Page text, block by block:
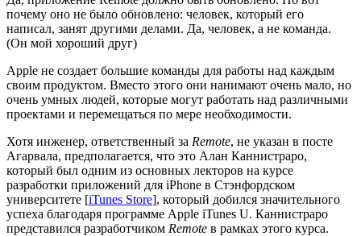
почему оно не было обновлено: человек, который его
написал, занят другими делами. Да, человек, а не команда.
(Он мой хороший друг)
Apple не создает большие команды для работы над каждым
своим продуктом. Вместо этого они нанимают очень мало, но
очень умных людей, которые могут работать над различными
проектами и перемещаться по мере необходимости.
Хотя инженер, ответственный за Remote, не указан в посте
Агарвала, предполагается, что это Алан Каннистраро,
который был одним из основных лекторов на курсе
разработки приложений для iPhone в Стэнфордском
университете [iTunes Store], который добился значительного
успеха благодаря программе Apple iTunes U. Каннистраро
представился разработчиком Remote в рамках этого курса.